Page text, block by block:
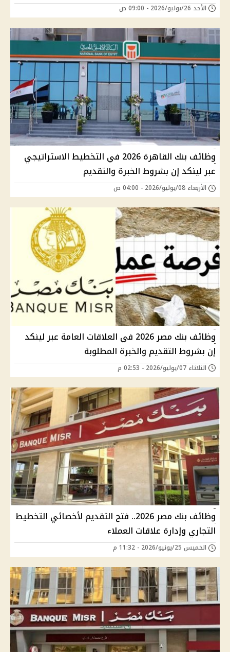
الأحد 26/يوليو/2026 - 09:00 ص
وظائف بنك القاهرة 2026 في التخطيط الاستراتيجي
عبر لينكد إن بشروط الخبرة والتقديم
الأربعاء 08/يوليو/2026 - 04:00 ص
وظائف بنك مصر 2026 في العلاقات العامة عبر لينكد
إن بشروط التقديم والخبرة المطلوبة
الثلاثاء 07/يوليو/2026 - 02:53 م
وظائف بنك مصر 2026.. فتح التقديم لأخصائي التخطيط
التجاري وإدارة علاقات العملاء
الخميس 25/يونيو/2026 - 11:32 م